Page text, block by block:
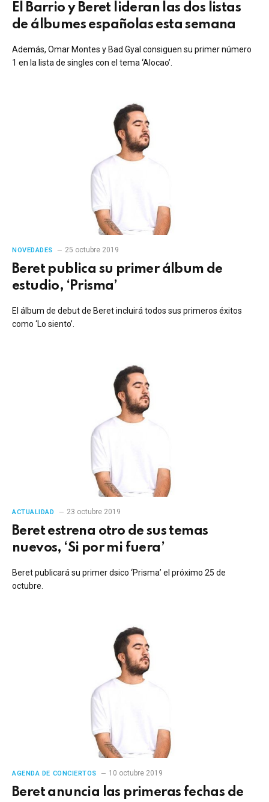
El Barrio y Beret lideran las dos listas
de álbumes españolas esta semana
Además, Omar Montes y Bad Gyal consiguen su primer número
1 en la lista de singles con el tema ‘Alocao’.
NOVEDADES 25 octubre 2019
Beret publica su primer álbum de
estudio, ‘Prisma’
El álbum de debut de Beret incluirá todos sus primeros éxitos
como ‘Lo siento’.
ACTUALIDAD 23 octubre 2019
Beret estrena otro de sus temas
nuevos, ‘Si por mi fuera’
Beret publicará su primer dsico ‘Prisma’ el próximo 25 de
octubre.
AGENDA DE CONCIERTOS 10 octubre 2019
Beret anuncia las primeras fechas de